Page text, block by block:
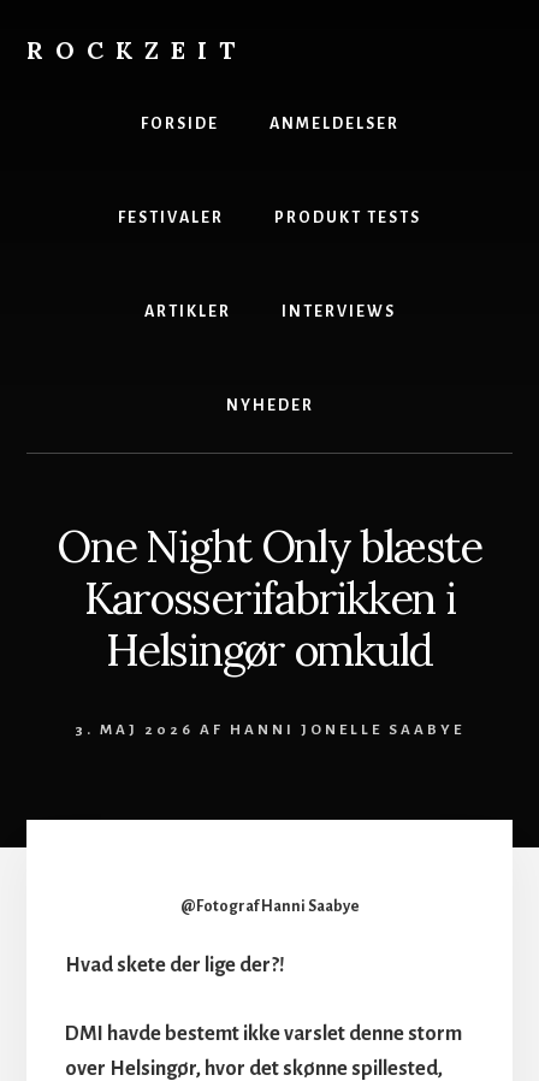
content
ROCKZEIT
FORSIDE ANMELDELSER
FESTIVALER PRODUKT TESTS
ARTIKLER INTERVIEWS
NYHEDER
One Night Only blæste
Karosserifabrikken i
Helsingør omkuld
3. MAJ 2026 AF HANNI JONELLE SAABYE
@Fotograf Hanni Saabye
Hvad skete der lige der?!
DMI havde bestemt ikke varslet denne storm
over Helsingør, hvor det skønne spillested,